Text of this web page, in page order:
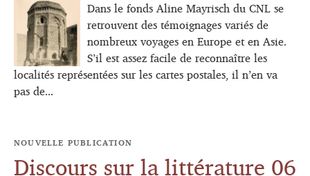
Dans le fonds Aline Mayrisch du CNL se
retrouvent des témoignages variés de
nombreux voyages en Europe et en Asie.
S’il est assez facile de reconnaître les
localités représentées sur les cartes postales, il n’en va
pas de...
NOUVELLE PUBLICATION
Discours sur la littérature 06